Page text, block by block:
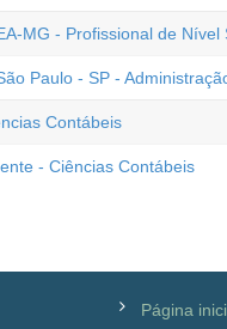
MG - Profissional de
Paulo - SP -
Contábeis
- Ciências Contábeis
Página